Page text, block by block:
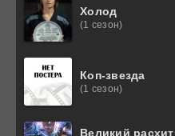
Холод
(1 сезон)
Коп-звезда
(1 сезон)
Великий